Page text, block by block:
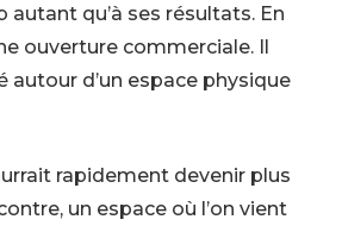
qu’à ses résultats. En
ouverture commerciale. Il
d’un espace physique
rapidement devenir plus
un espace où l’on vient